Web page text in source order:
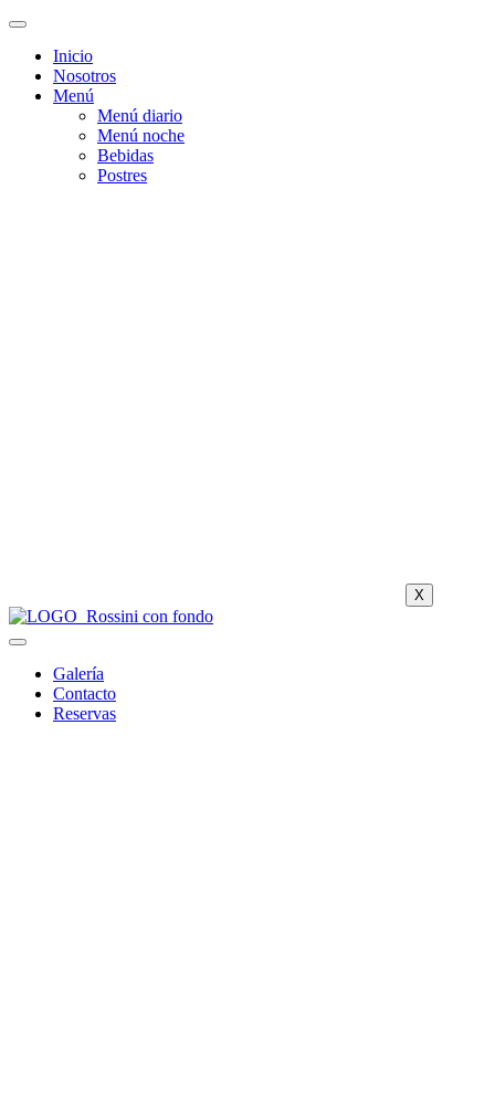
Inicio
Nosotros
Menú
Menú diario
Menú noche
Bebidas
Postres
X
Galería
Contacto
Reservas